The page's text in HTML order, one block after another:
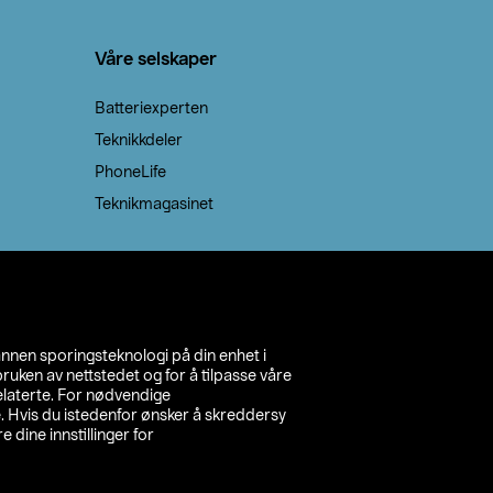
sporingsteknologi på din enhet i
av nettstedet og for å tilpasse våre
For nødvendige
Hvis du istedenfor ønsker å skreddersy
dine innstillinger for
Våre selskaper
Batteriexperten
Teknikkdeler
PhoneLife
Teknikmagasinet